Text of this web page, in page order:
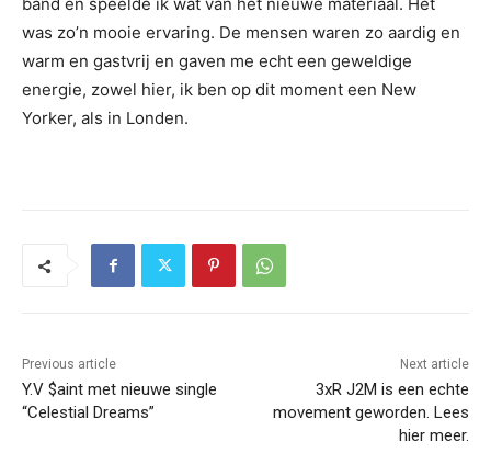
was zo’n mooie ervaring. De mensen waren zo aardig en
warm en gastvrij en gaven me echt een geweldige
energie, zowel hier, ik ben op dit moment een New
Yorker, als in Londen.
Previous article
Y.V $aint met nieuwe single
“Celestial Dreams”
Next article
3xR J2M is een echte
movement geworden. Lees
hier meer.